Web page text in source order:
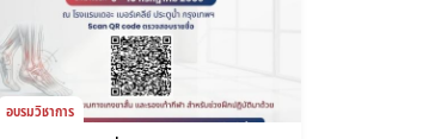
อบรมวิชาการ